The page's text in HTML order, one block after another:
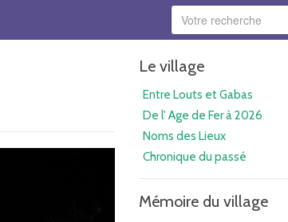
Le village
Entre Louts et Gabas
De l' Age de Fer à 2026
Noms des Lieux
Chronique du passé
Mémoire du village